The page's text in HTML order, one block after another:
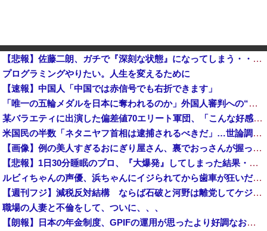
【悲報】佐藤二朗、ガチで『深刻な状態』になってしまう・・・・
プログラミングやりたい。人生を変えるために
【速報】中国人「中国では赤信号でも右折できます」
「唯一の五輪メダルを日本に奪われるのか」外国人審判への“性接待”で大揺れの韓国サッカー界、ロンドン五輪メダル剝奪の可能性に戦々恐々「前例がない」
某バラエティに出演した偏差値70エリート軍団、「こんな好感度の低い組み合わせは中々ないよ」と視聴者を
米国民の半数「ネタニヤフ首相は逮捕されるべきだ」…世論調査で明らかに！他
【画像】例の美人すぎるおにぎり屋さん、裏でおっさんが握っていたｗｗｗｗｗｗｗ
【悲報】1日30分睡眠のプロ、『大爆発』してしまった結果・・・・・
ルビィちゃんの声優、浜ちゃんにイジられてから歯車が狂いだしてしまうｗｗｗｗｗｗｗ
【週刊フジ】減税反対結構 ならば石破と河野は離党してケジメをつけろ
職場の人妻と不倫をして、ついに、、、
【朗報】日本の年金制度、GPIFの運用が思ったより好調なおかげでなんとかなりそう